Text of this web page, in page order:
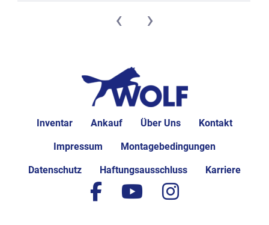
‹ ›
Inventar Ankauf Über Uns Kontakt
Impressum Montagebedingungen
Datenschutz Haftungsausschluss Karriere
facebook
youtubeinstagram